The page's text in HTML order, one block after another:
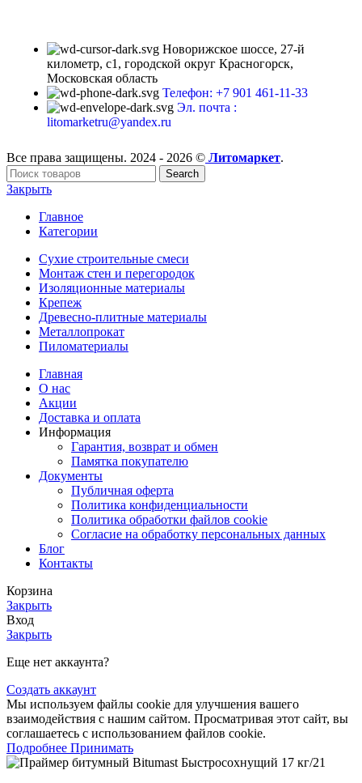
Новорижское шоссе, 27-й
километр, с1, городской округ Красногорск,
Московская область
Телефон: +7 901 461-11-33
Эл. почта :
litomarketru@yandex.ru
Все права защищены. 2024 - 2026 © Литомаркет.
Search
Закрыть
Главное
Категории
Сухие строительные смеси
Монтаж стен и перегородок
Изоляционные материалы
Крепеж
Древесно-плитные материалы
Металлопрокат
Пиломатериалы
Главная
О нас
Акции
Доставка и оплата
Информация
Гарантия, возврат и обмен
Памятка покупателю
Документы
Публичная оферта
Политика конфиденциальности
Политика обработки файлов cookie
Согласие на обработку персональных данных
Блог
Контакты
Корзина
Закрыть
Вход
Закрыть
Еще нет аккаунта?
Создать аккаунт
Мы используем файлы cookie для улучшения вашего
взаимодействия с нашим сайтом. Просматривая этот сайт, вы
соглашаетесь с использованием файлов cookie.
Подробнее Принимать